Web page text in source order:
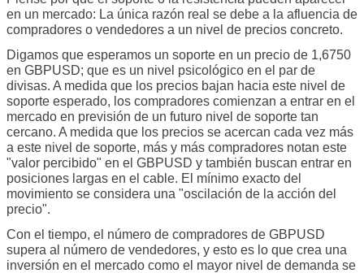
en un mercado: La única razón real se debe a la afluencia de
compradores o vendedores a un nivel de precios concreto.
Digamos que esperamos un soporte en un precio de 1,6750
en GBPUSD; que es un nivel psicológico en el par de
divisas. A medida que los precios bajan hacia este nivel de
soporte esperado, los compradores comienzan a entrar en el
mercado en previsión de un futuro nivel de soporte tan
cercano. A medida que los precios se acercan cada vez más
a este nivel de soporte, más y más compradores notan este
"valor percibido" en el GBPUSD y también buscan entrar en
posiciones largas en el cable. El mínimo exacto del
movimiento se considera una "oscilación de la acción del
precio".
Con el tiempo, el número de compradores de GBPUSD
supera al número de vendedores, y esto es lo que crea una
inversión en el mercado como el mayor nivel de demanda se